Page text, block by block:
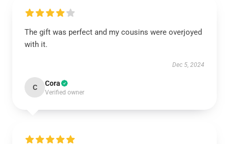
The gift was perfect and my cousins were overjoyed
with it.
Dec 5, 2024
C Cora
Verified owner